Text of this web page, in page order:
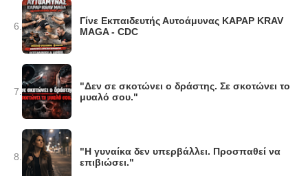
6.
Γίνε Εκπαιδευτής Αυτοάμυνας KAPAP KRAV
MAGA - CDC
7.
"Δεν σε σκοτώνει ο δράστης. Σε σκοτώνει το
μυαλό σου."
8.
"Η γυναίκα δεν υπερβάλλει. Προσπαθεί να
επιβιώσει."